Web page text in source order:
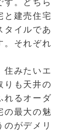
と建売住宅
タイルであ
。それぞれ
住みたいエ
りも天井の
れるオーダ
の最大の魅
がデメリ